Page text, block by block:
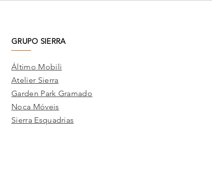
GRUPO SIERRA
Áltimo Mobili
Atelier Sierra
Garden Park Gramado
Noca Móveis
Sierra Esquadrias